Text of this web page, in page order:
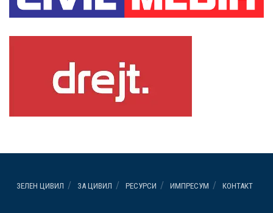
ЗЕЛЕН ЦИВИЛ ЗА ЦИВИЛ РЕСУРСИ ИМПРЕСУМ КОНТАКТ